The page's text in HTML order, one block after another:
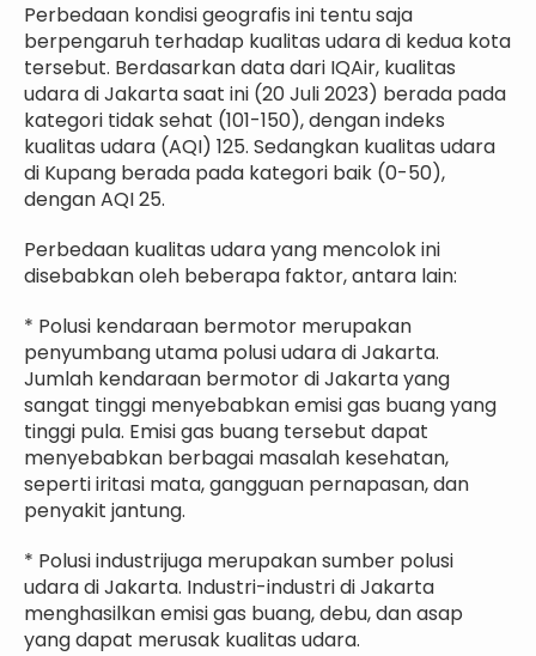
Perbedaan kondisi geografis ini tentu saja
berpengaruh terhadap kualitas udara di kedua kota
tersebut. Berdasarkan data dari IQAir, kualitas
udara di Jakarta saat ini (20 Juli 2023) berada pada
kategori tidak sehat (101-150), dengan indeks
kualitas udara (AQI) 125. Sedangkan kualitas udara
di Kupang berada pada kategori baik (0-50),
dengan AQI 25.
Perbedaan kualitas udara yang mencolok ini
disebabkan oleh beberapa faktor, antara lain:
* Polusi kendaraan bermotor merupakan
penyumbang utama polusi udara di Jakarta.
Jumlah kendaraan bermotor di Jakarta yang
sangat tinggi menyebabkan emisi gas buang yang
tinggi pula. Emisi gas buang tersebut dapat
menyebabkan berbagai masalah kesehatan,
seperti iritasi mata, gangguan pernapasan, dan
penyakit jantung.
* Polusi industrijuga merupakan sumber polusi
udara di Jakarta. Industri-industri di Jakarta
menghasilkan emisi gas buang, debu, dan asap
yang dapat merusak kualitas udara.